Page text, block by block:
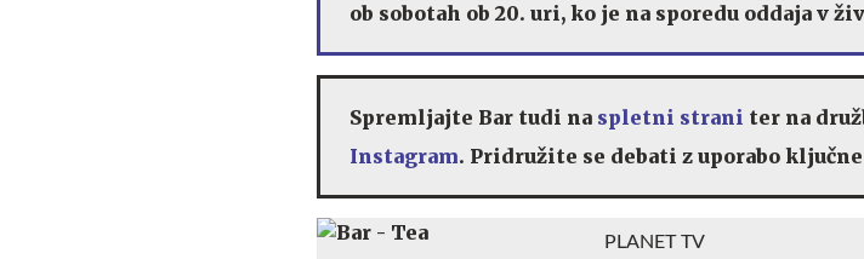
ob sobotah ob 20. uri, ko je na sporedu oddaja v
Spremljajte Bar tudi na spletni strani ter na
Instagram. Pridružite se debati z uporabo
PLANET TV